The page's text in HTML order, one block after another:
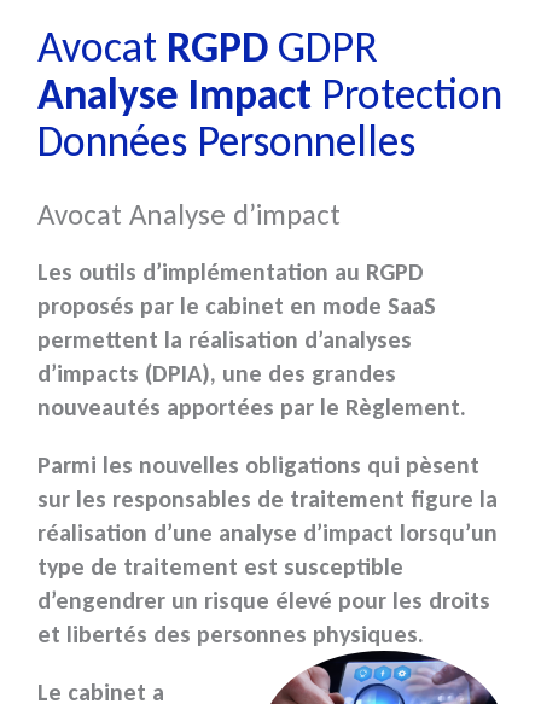
Avocat RGPDGDPR
Analyse ImpactProtection
Données Personnelles
Avocat Analyse d’impact
Les outils d’implémentation au RGPD
proposés par le cabinet en mode SaaS
permettent la réalisation d’analyses
d’impacts (DPIA), une des grandes
nouveautés apportées par le Règlement.
Parmi les nouvelles obligations qui pèsent
sur les responsables de traitement figure la
réalisation d’une analyse d’impact lorsqu’un
type de traitement est susceptible
d’engendrer un risque élevé pour les droits
et libertés des personnes physiques.
Le cabinet a